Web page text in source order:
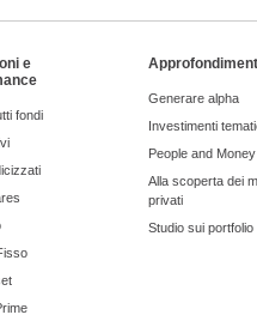
di dati varia a seconda
può cambiare con l'evolversi
e/o sono soggetti a
di un fondo con
di decarbonizzazione
in tempo reale e può
e
fondi
Generare alpha
Investimenti
People and
Alla scoperta dei
privati
Studio sui portfolio